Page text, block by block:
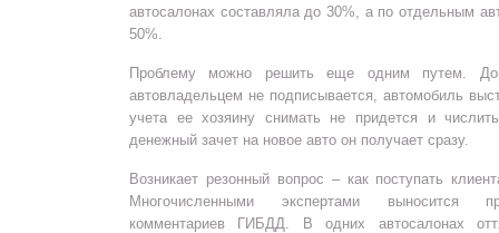
автосалонах составляла до 30%, а по отдельным
50%.
Проблему можно решить еще одним путем.
автовладельцем не подписывается, автомобиль
учета ее хозяину снимать не придется и
денежный зачет на новое авто он получает сразу.
Возникает резонный вопрос – как поступать
Многочисленными экспертами выносится
комментариев ГИБДД. В одних автосалонах